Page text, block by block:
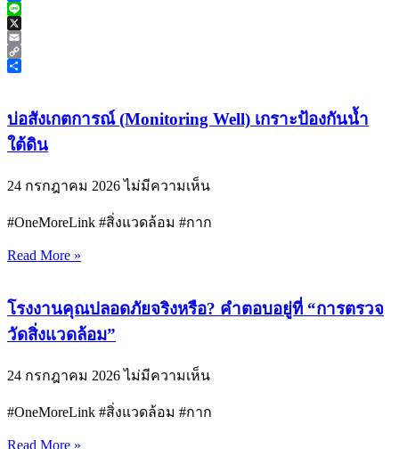
Facebook
Line
X
Email
Copy
บ่อสังเกตการณ์ (Monitoring Well) เกราะป้องกันน้ำ
ใต้ดิน
24 กรกฎาคม 2026ไม่มีความเห็น
#OneMoreLink #สิ่งแวดล้อม #กาก
Read More »
โรงงานคุณปลอดภัยจริงหรือ? คำตอบอยู่ที่ “การตรวจ
วัดสิ่งแวดล้อม”
24 กรกฎาคม 2026ไม่มีความเห็น
#OneMoreLink #สิ่งแวดล้อม #กาก
Read More »